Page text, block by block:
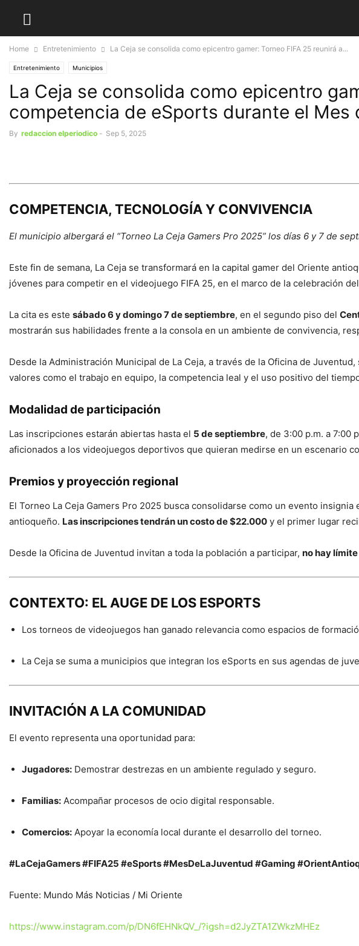
Home Entretenimiento La Ceja se consolida como epicentro gamer: Torneo FIFA 25 reunirá a...
Entretenimiento Municipios
La Ceja se consolida como epicentro
competencia de eSports durante el Mes
By redaccion elperiodico - Sep 5, 2025
COMPETENCIA, TECNOLOGÍA Y CONVIVENCIA
El municipio albergará el “Torneo La Ceja Gamers Pro 2025” los días 6 y 7 de
Este fin de semana, La Ceja se transformará en la capital gamer del Oriente
jóvenes para competir en el videojuego FIFA 25, en el marco de la celebración
La cita es este sábado 6 y domingo 7 de septiembre, en el segundo piso del
mostrarán sus habilidades frente a la consola en un ambiente de convivencia,
Desde la Administración Municipal de La Ceja, a través de la Oficina de
valores como el trabajo en equipo, la competencia leal y el uso positivo del
Modalidad de participación
Las inscripciones estarán abiertas hasta el 5 de septiembre, de 3:00 p.m. a 7:00
aficionados a los videojuegos deportivos que quieran medirse en un escenario
Premios y proyección regional
El Torneo La Ceja Gamers Pro 2025 busca consolidarse como un evento
antioqueño. Las inscripciones tendrán un costo de $22.000 y el primer lugar
Desde la Oficina de Juventud invitan a toda la población a participar, no hay
CONTEXTO: EL AUGE DE LOS ESPORTS
Los torneos de videojuegos han ganado relevancia como espacios de
La Ceja se suma a municipios que integran los eSports en sus agendas de
INVITACIÓN A LA COMUNIDAD
El evento representa una oportunidad para:
Jugadores: Demostrar destrezas en un ambiente regulado y seguro.
Familias: Acompañar procesos de ocio digital responsable.
Comercios: Apoyar la economía local durante el desarrollo del torneo.
#LaCejaGamers #FIFA25 #eSports #MesDeLaJuventud #Gaming
Fuente: Mundo Más Noticias / Mi Oriente
https://www.instagram.com/p/DN6fEHNkQV_/?igsh=d2JyZTA1ZWkzMHEz